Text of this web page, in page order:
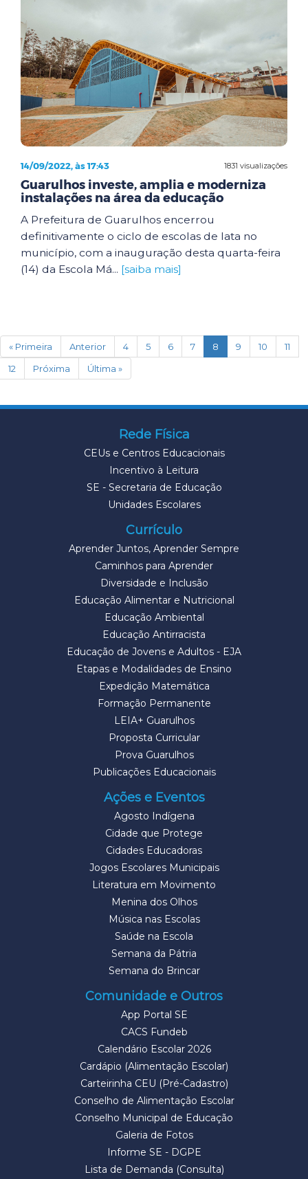
1831 visualizações
14/09/2022, às 17:43
Guarulhos investe, amplia e moderniza
instalações na área da educação
A Prefeitura de Guarulhos encerrou
definitivamente o ciclo de escolas de lata no
município, com a inauguração desta quarta-feira
(14) da Escola Má... [saiba mais]
« Primeira Anterior 4 5 6 7 8 (current)
9 10
11
12
Próxima Última »
Rede Física
CEUs e Centros Educacionais
Incentivo à Leitura
SE - Secretaria de Educação
Unidades Escolares
Currículo
Aprender Juntos, Aprender Sempre
Caminhos para Aprender
Diversidade e Inclusão
Educação Alimentar e Nutricional
Educação Ambiental
Educação Antirracista
Educação de Jovens e Adultos - EJA
Etapas e Modalidades de Ensino
Expedição Matemática
Formação Permanente
LEIA+ Guarulhos
Proposta Curricular
Prova Guarulhos
Publicações Educacionais
Ações e Eventos
Agosto Indígena
Cidade que Protege
Cidades Educadoras
Jogos Escolares Municipais
Literatura em Movimento
Menina dos Olhos
Música nas Escolas
Saúde na Escola
Semana da Pátria
Semana do Brincar
Comunidade e Outros
App Portal SE
CACS Fundeb
Calendário Escolar 2026
Cardápio (Alimentação Escolar)
Carteirinha CEU (Pré-Cadastro)
Conselho de Alimentação Escolar
Conselho Municipal de Educação
Galeria de Fotos
Informe SE - DGPE
Lista de Demanda (Consulta)